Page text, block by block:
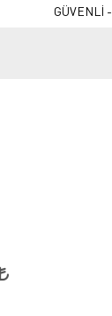
GÜVENLİ -